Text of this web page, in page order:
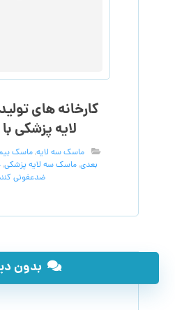
کارخانه های
لایه پزشکی
ماسک سه لایه,ماسک
بعدی,ماسک سه لایه پزشکی,
ضدعفونی
بدون